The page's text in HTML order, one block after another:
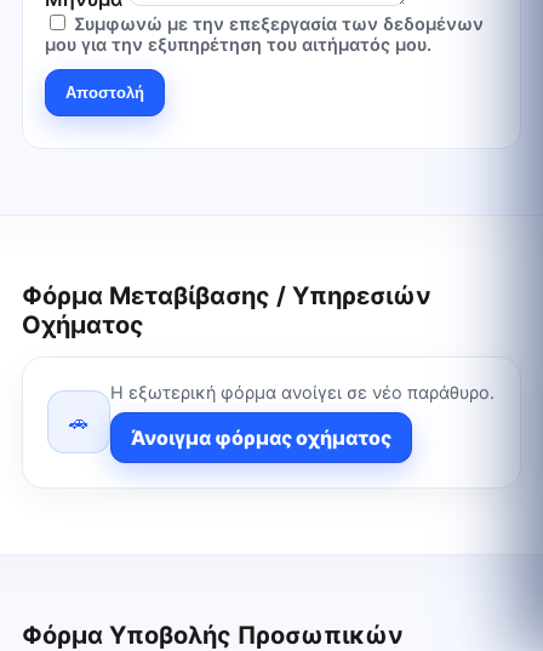
Συμφωνώ με την επεξεργασία των δεδομένων
μου για την εξυπηρέτηση του αιτήματός μου.
Αποστολή
Φόρμα Μεταβίβασης / Υπηρεσιών
Οχήματος
🚗
Η εξωτερική φόρμα ανοίγει σε νέο παράθυρο.
Άνοιγμα φόρμας οχήματος
Φόρμα Υποβολής Προσωπικών